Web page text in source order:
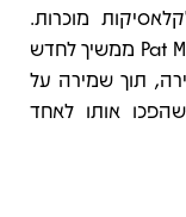
מוכרות.
Side-Eye NYC (V1.IV) מציג את Pat Metheny ממשיך לחדש
תוך שמירה על
שהפכו אותו לאחד